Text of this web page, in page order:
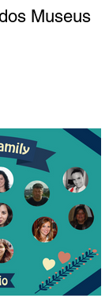
Museus